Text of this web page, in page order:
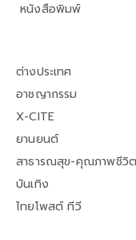
หนังสือพิมพ์
ต่างประเทศ
อาชญากรรม
X-CITE
ยานยนต์
สาธารณสุข-คุณภาพชีวิต
บันเทิง
ไทยโพสต์ ทีวี